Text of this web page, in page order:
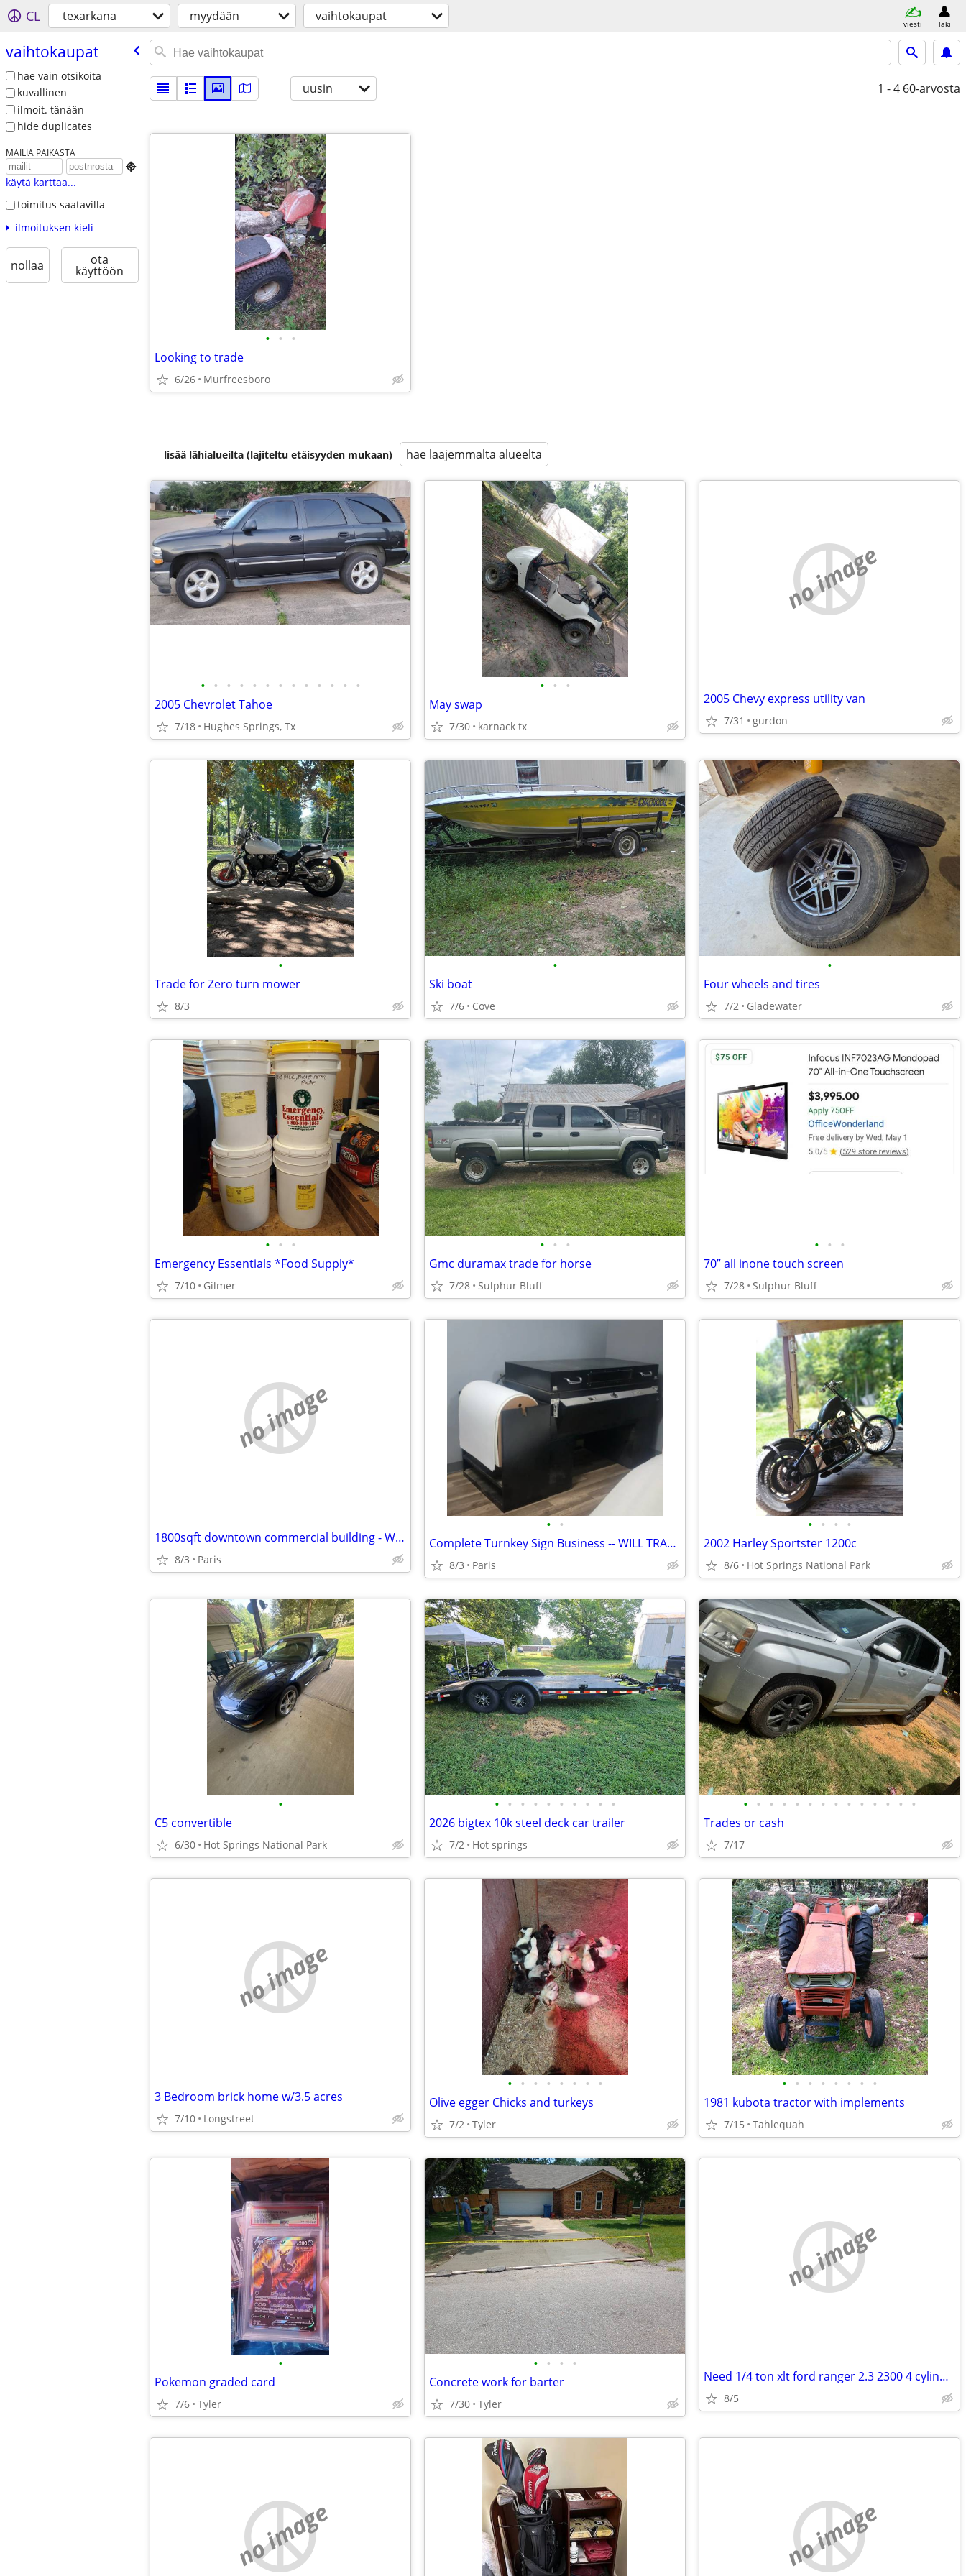
CL texarkana myydään vaihtokaupat viesti laki
vaihtokaupat
hae vain otsikoita
kuvallinen
ilmoit. tänään
hide duplicates
MAILIA PAIKASTA

käytä karttaa...
toimitus saatavilla
ilmoituksen kieli
nollaa ota
käyttöön
uusin 1 - 4 60-arvosta
• • •
Looking to trade
6/26 Murfreesboro
lisää lähialueilta (lajiteltu etäisyyden mukaan) hae laajemmalta alueelta
• • • • • • • • • • • • •
2005 Chevrolet Tahoe
7/18 Hughes Springs, Tx
• • •
May swap
7/30 karnack tx
no image
2005 Chevy express utility van
7/31 gurdon
•
Trade for Zero turn mower
8/3
•
Ski boat
7/6 Cove
•
Four wheels and tires
7/2 Gladewater
• • •
Emergency Essentials *Food Supply*
7/10 Gilmer
• • •
Gmc duramax trade for horse
7/28 Sulphur Bluff
• • •
70” all inone touch screen
7/28 Sulphur Bluff
no image
1800sqft downtown commercial building - What do you have to trade???
8/3 Paris
• •
Complete Turnkey Sign Business -- WILL TRADE --- Over $150k Value
8/3 Paris
• • • •
2002 Harley Sportster 1200c
8/6 Hot Springs National Park
•
C5 convertible
6/30 Hot Springs National Park
• • • • • • • • • •
2026 bigtex 10k steel deck car trailer
7/2 Hot springs
• • • • • • • • • • • • • •
Trades or cash
7/17
no image
3 Bedroom brick home w/3.5 acres
7/10 Longstreet
• • • • • • • •
Olive egger Chicks and turkeys
7/2 Tyler
• • • • • • • •
1981 kubota tractor with implements
7/15 Tahlequah
•
Pokemon graded card
7/6 Tyler
• • • •
Concrete work for barter
7/30 Tyler
no image
Need 1/4 ton xlt ford ranger 2.3 2300 4 cylinder 5 speed manual trans
8/5
no image no image